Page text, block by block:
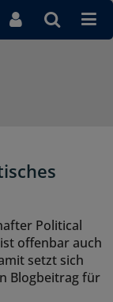
Political
offenbar auch
setzt sich
Blogbeitrag für